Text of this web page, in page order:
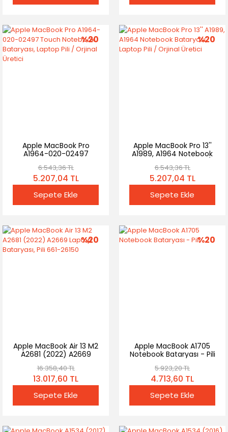
%20
Apple MacBook Pro
A1964-020-02497
Bataryası, Laptop Pili /
Orjinal Üretici
6.543,36 TL
5.207,04 TL
Sepete Ekle
%20
Apple MacBook Pro 13''
A1989, A1964 Notebook
Orjinal Üretici
6.543,36 TL
5.207,04 TL
Sepete Ekle
%20
Apple MacBook Air 13 M2
A2681 (2022) A2669
661-26150
16.358,40 TL
13.017,60 TL
Sepete Ekle
%20
Apple MacBook A1705
Notebook Bataryası - Pili
5.923,20 TL
4.713,60 TL
Sepete Ekle